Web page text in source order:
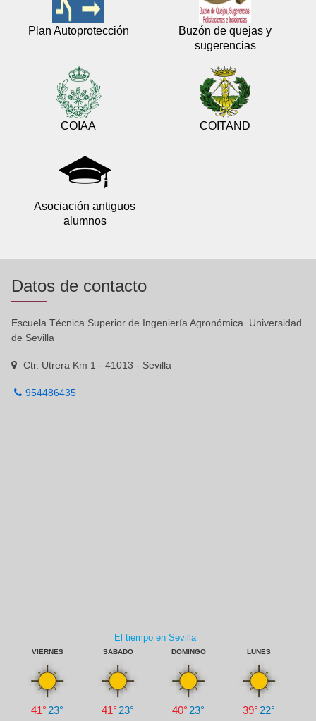
Plan Autoprotección
Buzón de quejas y
sugerencias
COIAA COITAND
Asociación antiguos
alumnos
Datos de contacto
Escuela Técnica Superior de Ingeniería Agronómica. Universidad
de Sevilla
Ctr. Utrera Km 1 - 41013 - Sevilla
954486435